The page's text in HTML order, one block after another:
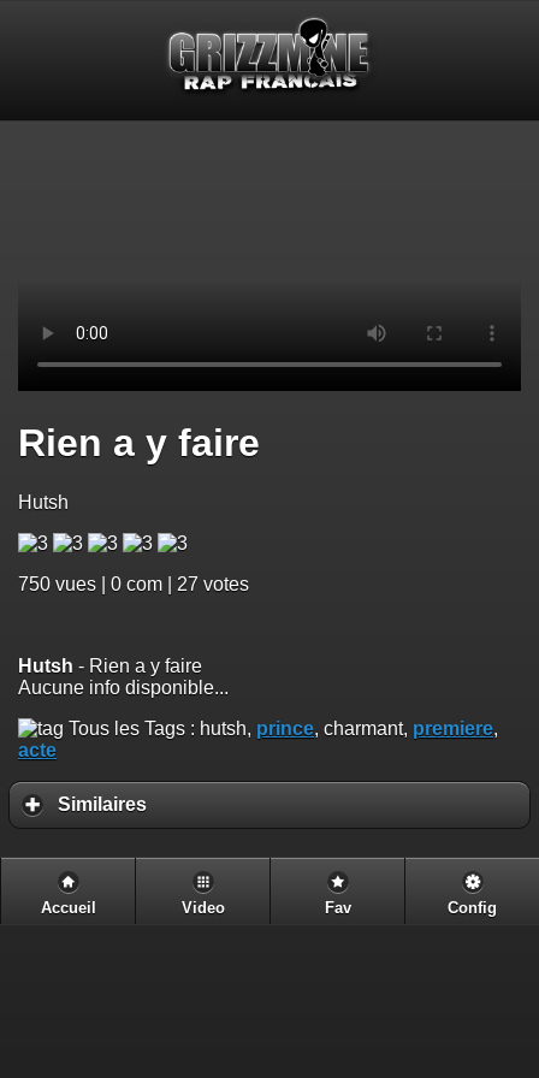
Rien a y faire
Hutsh
750 vues | 0 com | 27 votes
Hutsh - Rien a y faire
Aucune info disponible...
Tous les Tags : hutsh, prince, charmant, premiere,
acte
Similaires
Accueil Video Fav Config